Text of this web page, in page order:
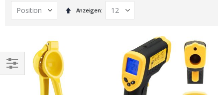
In
absteigender
Anzeigen
EINKAUFEN